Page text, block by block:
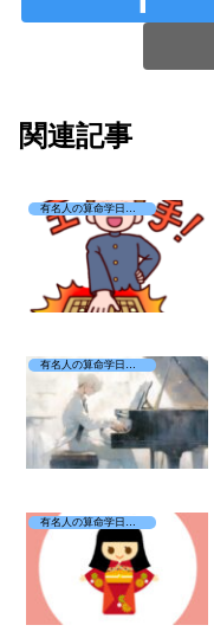
関連記事
有名人の算命学日記☆